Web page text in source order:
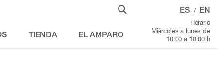
TIENDA EL AMPARO
ES / EN
Horario
Miércoles a lunes de
10:00 a 18:00 h